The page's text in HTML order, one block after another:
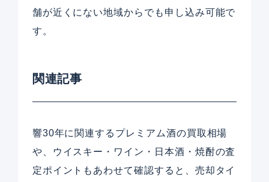
舗が近くにない地域からでも申し込み可能で
す。
関連記事
響30年に関連するプレミアム酒の買取相場
や、ウイスキー・ワイン・日本酒・焼酎の査
定ポイントもあわせて確認すると、売却タイ